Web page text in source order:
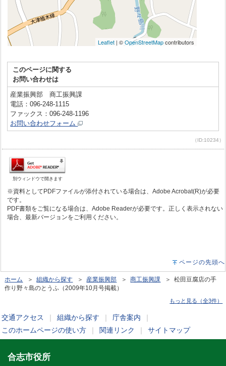
このページに関する
お問い合わせは
産業振興部 商工振興課
電話：096-248-1115
ファックス：096-248-1196
お問い合わせフォーム
（ID:10234）
別ウィンドウで開きます
※資料としてPDFファイルが添付されている場合は、Adobe Acrobat(R)が必要
です。
PDF書類をご覧になる場合は、Adobe Readerが必要です。正しく表示されない
場合、最新バージョンをご利用ください。
ページの先頭へ
ホーム ＞組織から探す ＞ 産業振興部 ＞商工振興課 ＞ 松田豆腐店の手
作り野々島のとうふ（2009年10月号掲載）
もっと見る（全3件）
交通アクセス 組織から探す 庁舎案内
このホームページの使い方
関連リンク サイトマップ
合志市役所